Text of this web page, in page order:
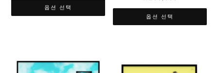
옵션 선택
옵션 선택